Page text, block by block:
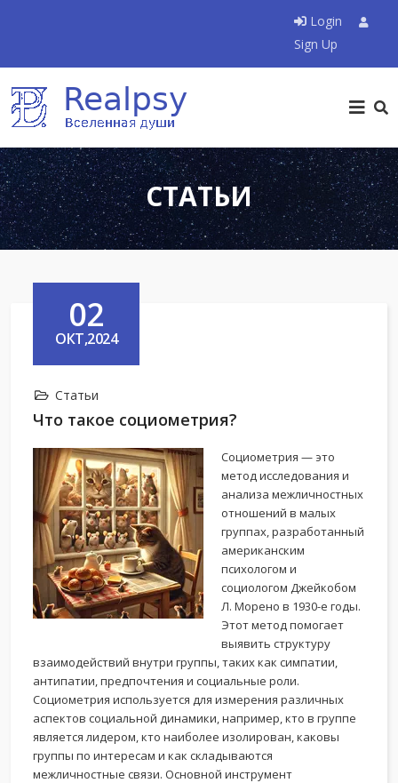
Login
Sign Up
СТАТЬИ
02
ОКТ,2024
Статьи
Что такое социометрия?
Социометрия — это
метод исследования и
анализа межличностных
отношений в малых
группах, разработанный
американским
психологом и
социологом Джейкобом
Л. Морено в 1930-е годы.
Этот метод помогает
выявить структуру
взаимодействий внутри группы, таких как симпатии,
антипатии, предпочтения и социальные роли.
Социометрия используется для измерения различных
аспектов социальной динамики, например, кто в группе
является лидером, кто наиболее изолирован, каковы
группы по интересам и как складываются
межличностные связи. Основной инструмент